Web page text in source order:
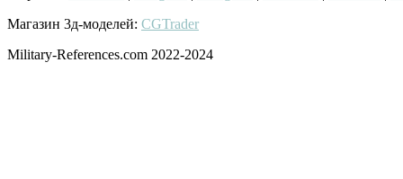
Магазин 3д-моделей: CGTrader
Military-References.com 2022-2024